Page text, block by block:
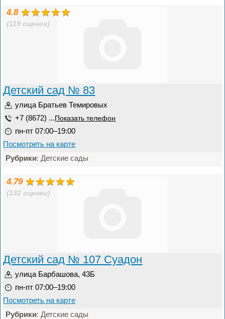
4.8
(119 оценок)
Детский сад № 83
улица Братьев Темировых
+7 (8672) ... Показать телефон
пн-пт 07:00–19:00
Посмотреть на карте
Рубрики: Детские сады
4.79
(132 оценки)
Детский сад № 107 Суадон
улица Барбашова, 43Б
пн-пт 07:00–19:00
Посмотреть на карте
Рубрики: Детские сады